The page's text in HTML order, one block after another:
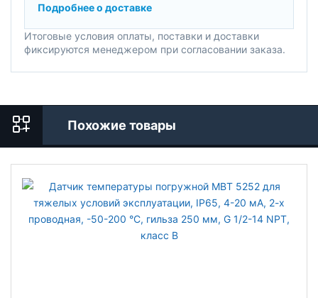
Подробнее о доставке
Итоговые условия оплаты, поставки и доставки
фиксируются менеджером при согласовании заказа.
Похожие товары